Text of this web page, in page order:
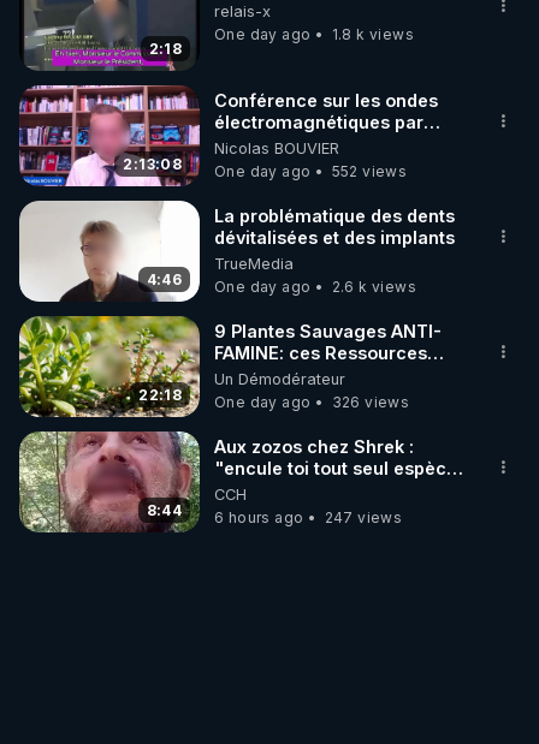
▶ 30 jours gratuit sur l’application de méditation et
de bien-être ENVOL :
Rendez-vous sur https://www.envol.app/code
le code : REGENERE
2:18
relais-x
One day ago
1.8 k views
2:13:08
Conférence sur les ondes
électromagnétiques par
Grégoire Caustru et Bart de
Wever !
Nicolas BOUVIER
One day ago
552 views
4:46
La problématique des dents
dévitalisées et des implants
TrueMedia
One day ago
2.6 k views
22:18
9 Plantes Sauvages ANTI-
FAMINE: ces Ressources
JARDIN&des Haies
Un Démodérateur
One day ago
326 views
8:44
Aux zozos chez Shrek :
"encule toi tout seul espèce
de mal polish"
CCH
6 hours ago
247 views